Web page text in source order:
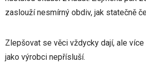
zaslouží nesmírný obdiv, jak statečně
Zlepšovat se věci vždycky dají, ale
jako výrobci nepřísluší.